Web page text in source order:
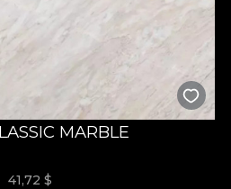
MARBLE
41,72 $